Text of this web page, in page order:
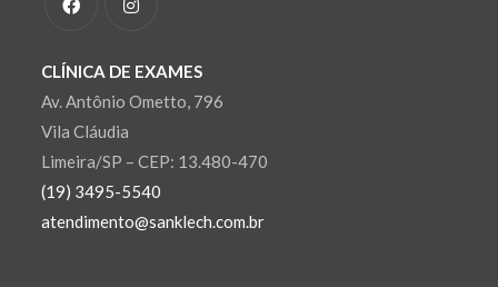
CLÍNICA DE EXAMES
Av. Antônio Ometto, 796
Vila Cláudia
Limeira/SP – CEP: 13.480-470
(19) 3495-5540
atendimento@sanklech.com.br